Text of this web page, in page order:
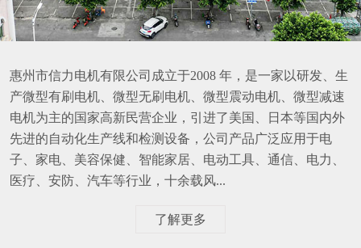
惠州市信力电机有限公司成立于2008 年，是一家以研发、生
产微型有刷电机、微型无刷电机、微型震动电机、微型减速
电机为主的国家高新民营企业，引进了美国、日本等国内外
先进的自动化生产线和检测设备，公司产品广泛应用于电
子、家电、美容保健、智能家居、电动工具、通信、电力、
医疗、安防、汽车等行业，十余载风...
了解更多